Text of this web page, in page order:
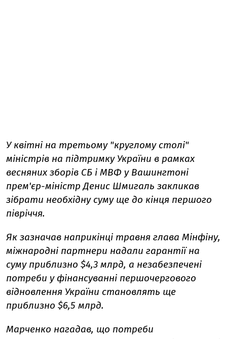
У квітні на третьому "круглому столі"
міністрів на підтримку України в рамках
весняних зборів СБ і МВФ у Вашингтоні
прем'єр-міністр Денис Шмигаль закликав
зібрати необхідну суму ще до кінця першого
півріччя.
Як зазначав наприкінці травня глава Мінфіну,
міжнародні партнери надали гарантії на
суму приблизно $4,3 млрд, а незабезпечені
потреби у фінансуванні першочергового
відновлення України становлять ще
приблизно $6,5 млрд.
Марченко нагадав, що потреби